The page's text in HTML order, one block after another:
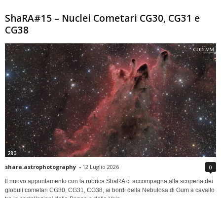
ShaRA#15 – Nuclei Cometari CG30, CG31 e
CG38
280
shara.astrophotography - 12 Luglio 2026 0
Il nuovo appuntamento con la rubrica ShaRA ci accompagna alla scoperta dei
globuli cometari CG30, CG31, CG38, ai bordi della Nebulosa di Gum a cavallo